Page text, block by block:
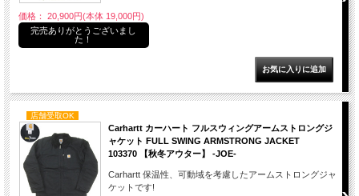
価格： 20,900円(本体 19,000円)
完売ありがとうございまし
た！
店舗受取OK
Carhartt カーハート フルスウィングアームストロングジ
ャケット FULL SWING ARMSTRONG JACKET
103370 【秋冬アウター】 -JOE-
Carhartt 保温性、可動域を考慮したアームストロングジャ
ケットです!